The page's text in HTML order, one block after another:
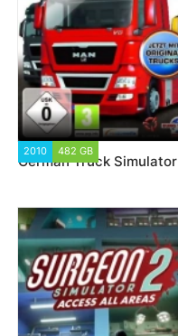
2010 482 GB
German Truck Simulator